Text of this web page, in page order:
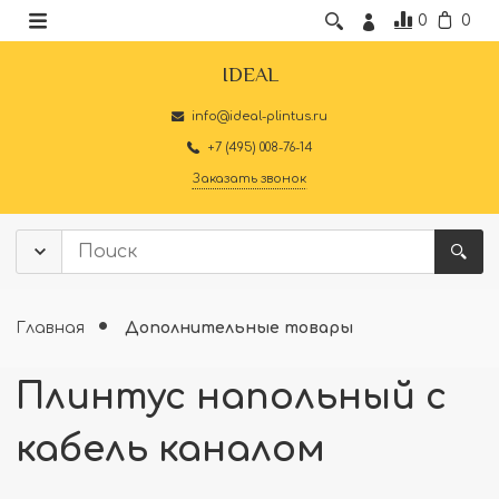
0 0
IDEAL
info@ideal-plintus.ru
+7 (495) 008-76-14
Заказать звонок
Главная Дополнительные товары
Плинтус напольный с
кабель каналом